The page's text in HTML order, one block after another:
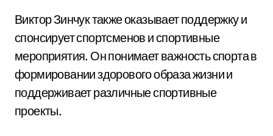
Виктор Зинчук также оказывает поддержку и
спонсирует спортсменов и спортивные
мероприятия. Он понимает важность спорта в
формировании здорового образа жизни и
поддерживает различные спортивные
проекты.